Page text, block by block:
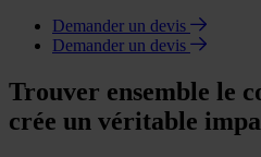
Demander un devis
Demander un devis
Trouver ensemble le
crée un véritable